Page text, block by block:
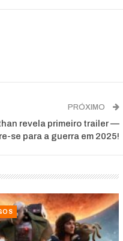
PRÓXIMO
revela primeiro trailer —
se para a guerra em 2025!